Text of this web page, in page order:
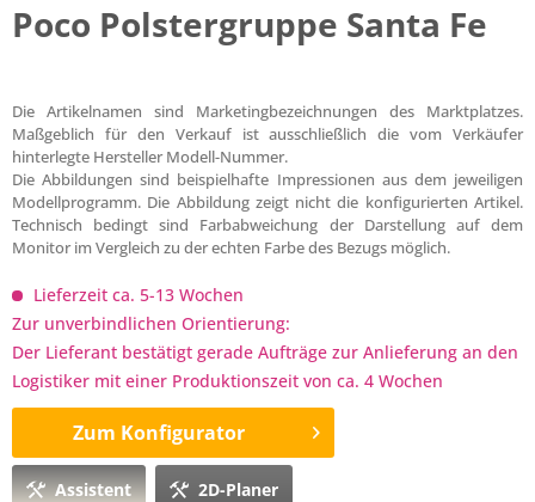
Poco Polstergruppe Santa Fe
Die Artikelnamen sind Marketingbezeichnungen des Marktplatzes.
Maßgeblich für den Verkauf ist ausschließlich die vom Verkäufer
hinterlegte Hersteller Modell-Nummer.
Die Abbildungen sind beispielhafte Impressionen aus dem jeweiligen
Modellprogramm. Die Abbildung zeigt nicht die konfigurierten Artikel.
Technisch bedingt sind Farbabweichung der Darstellung auf dem
Monitor im Vergleich zu der echten Farbe des Bezugs möglich.
Lieferzeit ca. 5-13 Wochen
Zur unverbindlichen Orientierung:
Der Lieferant bestätigt gerade Aufträge zur Anlieferung an den
Logistiker mit einer Produktionszeit von ca. 4 Wochen
Zum Konfigurator
Assistent 2D-Planer